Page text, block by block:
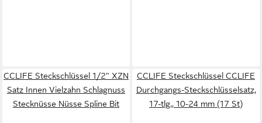
CCLIFE Steckschlüssel 1/2" XZN
Satz Innen Vielzahn Schlagnuss
Stecknüsse Nüsse Spline Bit
CCLIFE Steckschlüssel CCLIFE
Durchgangs-Steckschlüsselsatz,
17-tlg., 10-24 mm (17 St)